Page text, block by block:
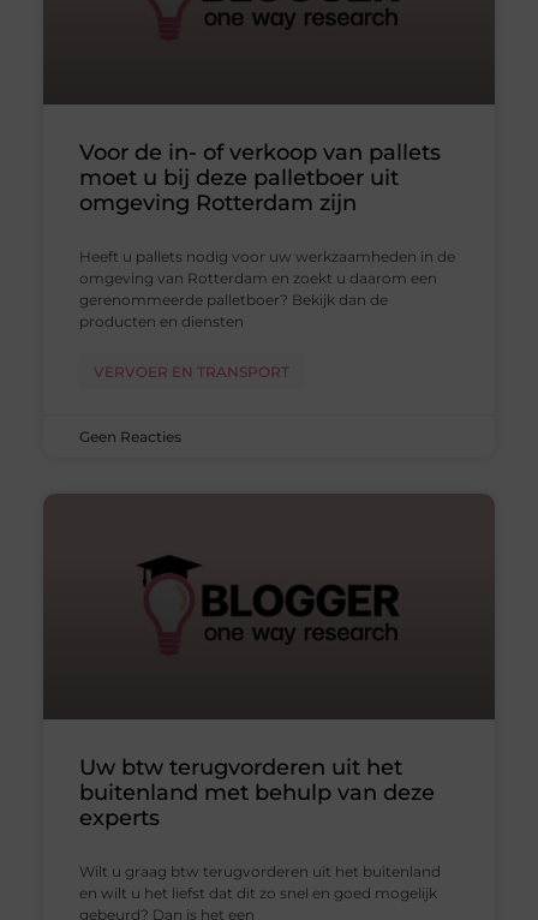
Voor de in- of verkoop van pallets
moet u bij deze palletboer uit
omgeving Rotterdam zijn
Heeft u pallets nodig voor uw werkzaamheden in de
omgeving van Rotterdam en zoekt u daarom een
gerenommeerde palletboer? Bekijk dan de
producten en diensten
VERVOER EN TRANSPORT
Geen Reacties
Uw btw terugvorderen uit het
buitenland met behulp van deze
experts
Wilt u graag btw terugvorderen uit het buitenland
en wilt u het liefst dat dit zo snel en goed mogelijk
gebeurd? Dan is het een